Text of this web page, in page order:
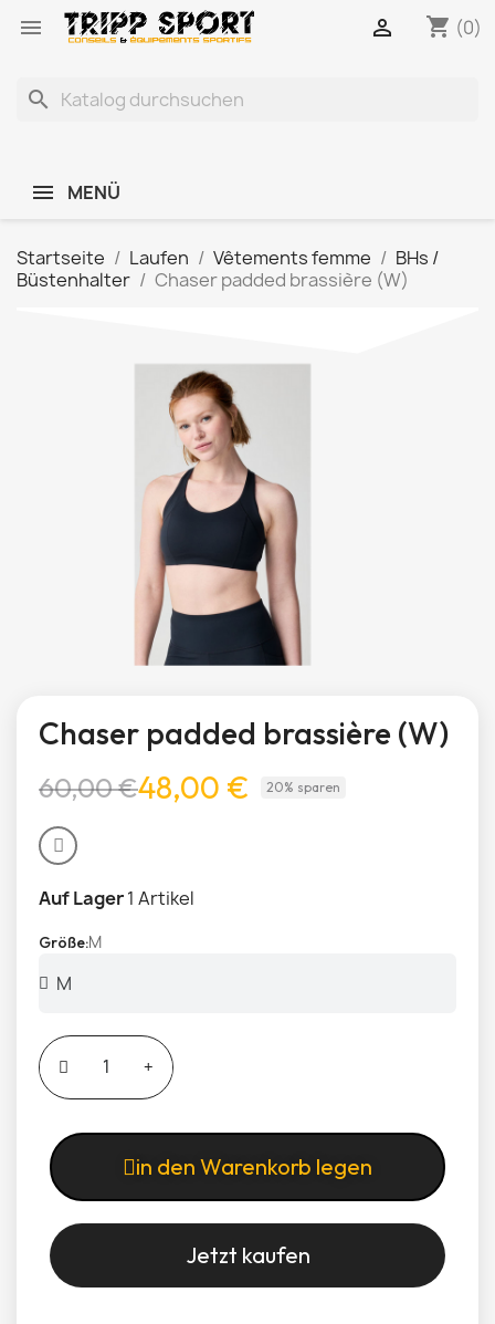
 shopping_cart (0)

search
MENÜ
Startseite Laufen Vêtements femme
BHs /
Büstenhalter
Chaser padded brassière (W)
Chaser padded brassière (W)
60,00 €48,00 € 20% sparen
Auf Lager1 Artikel
Größe M
in den Warenkorb legen
Jetzt kaufen